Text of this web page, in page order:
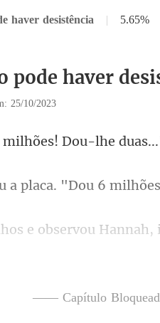
haver desistência | 5.65%
pode haver
25/10/2023
milhões! D
a placa.
—— Capítulo